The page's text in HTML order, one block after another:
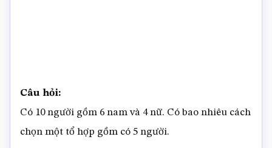
Câu hỏi:
Có 10 người gồm 6 nam và 4 nữ. Có bao nhiêu cách
chọn một tổ hợp gồm có 5 người.